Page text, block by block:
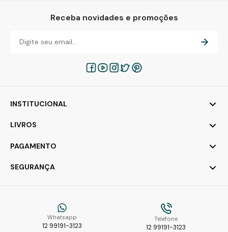
Receba novidades e promoções
Whatsapp
12 99191-3123
Telefone
12 99191-3123
INSTITUCIONAL
LIVROS
PAGAMENTO
SEGURANÇA